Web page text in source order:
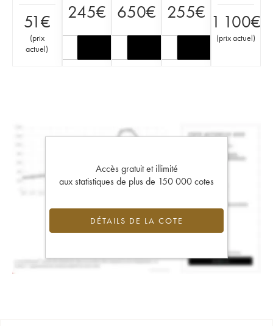
51€
(prix
actuel)
245€ 650€ 255€ 1 100€
(prix actuel)
Accès gratuit et illimité
aux statistiques de plus de 150 000 cotes
DÉTAILS DE LA COTE